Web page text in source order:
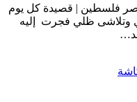
فلسطين | قصيدة كل يوم
ظلي فجرت إليه